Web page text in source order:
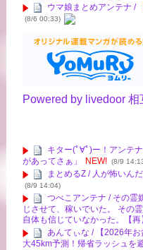
ウマ娘まとめアンテナ /
(8/6 00:33)
Powered by livedoor 相
キター(ﾟ∀ﾟ)ー！アンテ
があってさぁ」
NEW! (8/9
まとめるZ / 人が怖いん
(8/9 14:04)
つべこアンテナ / その霊
じさせて、稼いでいた。 その
自体も信じていなかった。【再
あんてぃな / 【2026年
大45km予測！帰省ラッシュを